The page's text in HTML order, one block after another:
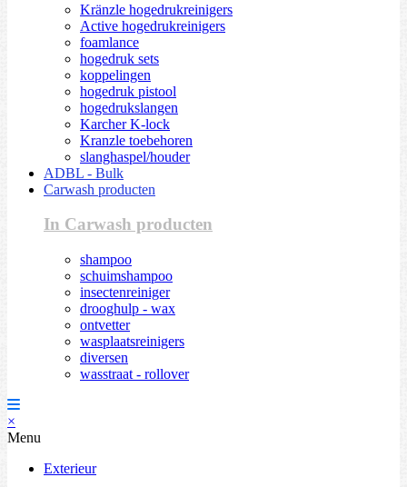
Kränzle hogedrukreinigers
Active hogedrukreinigers
foamlance
hogedruk sets
koppelingen
hogedruk pistool
hogedrukslangen
Karcher K-lock
Kranzle toebehoren
slanghaspel/houder
ADBL - Bulk
Carwash producten
In Carwash producten
shampoo
schuimshampoo
insectenreiniger
drooghulp - wax
ontvetter
wasplaatsreinigers
diversen
wasstraat - rollover
×
Menu
Exterieur